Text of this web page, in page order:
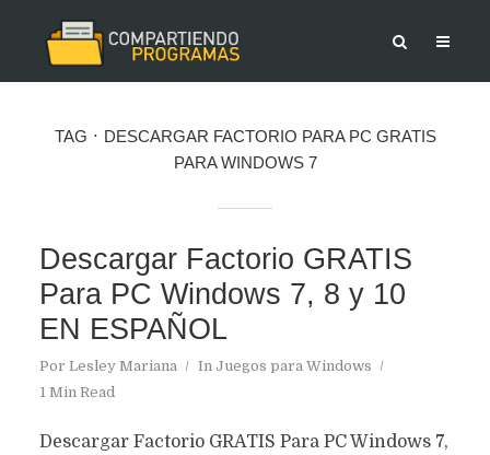
TAG
DESCARGAR FACTORIO PARA PC GRATIS
PARA WINDOWS 7
Descargar Factorio GRATIS
Para PC Windows 7, 8 y 10
EN ESPAÑOL
Por Lesley Mariana In Juegos para Windows
1 Min Read
Descargar Factorio GRATIS Para PC Windows 7,